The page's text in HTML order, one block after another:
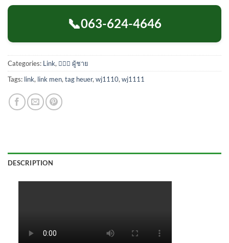
📞063-624-4646
Categories: Link, 🙋🏻‍♂️ ผู้ชาย
Tags: link, link men, tag heuer, wj1110, wj1111
DESCRIPTION